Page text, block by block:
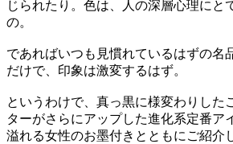
じられたり。色は、人の深層心理にと
の。
であればいつも見慣れているはずの名
だけで、印象は激変するはず。
というわけで、真っ黒に様変わりした
ターがさらにアップした進化系定番ア
溢れる女性のお墨付きとともにご紹介